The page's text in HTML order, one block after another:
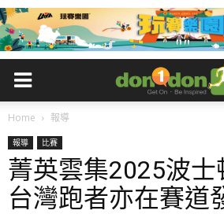
Home 報導
報導 比賽
菁英雲集2025波士
台灣跑者亦在賽道